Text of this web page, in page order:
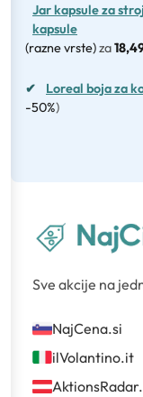
Jar kapsule za
kapsule
(razne vrste)za
✔ Loreal boja za
-50%)
Sve akcije na
NajCena.si
ilVolantino.it